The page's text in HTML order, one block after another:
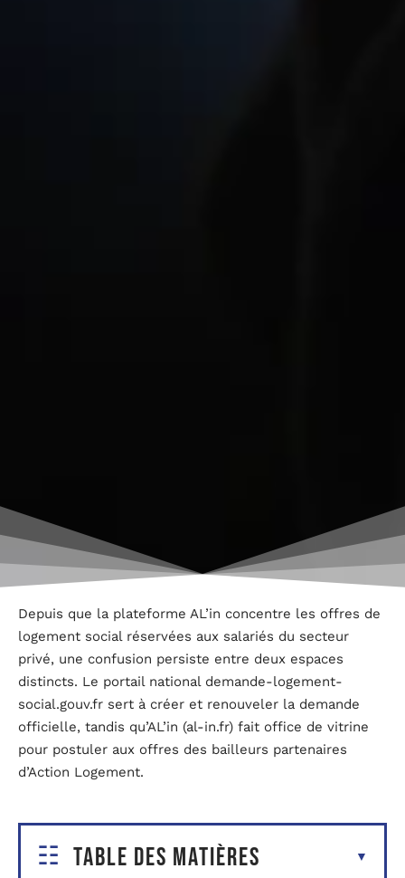
Depuis que la plateforme AL’in concentre les offres de
logement social réservées aux salariés du secteur
privé, une confusion persiste entre deux espaces
distincts. Le portail national demande-logement-
social.gouv.fr sert à créer et renouveler la demande
officielle, tandis qu’AL’in (al-in.fr) fait office de vitrine
pour postuler aux offres des bailleurs partenaires
d’Action Logement.
Table des matières